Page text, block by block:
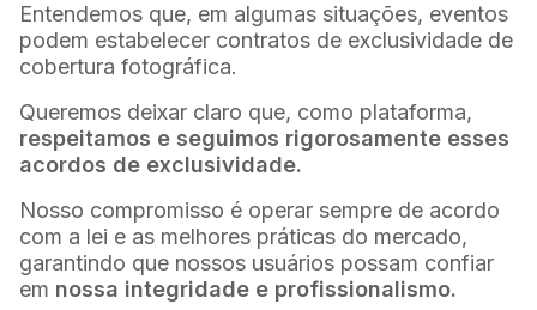
Entendemos que, em algumas situações, eventos
podem estabelecer contratos de exclusividade de
cobertura fotográfica.
Queremos deixar claro que, como plataforma,
respeitamos e seguimos rigorosamente esses
acordos de exclusividade.
Nosso compromisso é operar sempre de acordo
com a lei e as melhores práticas do mercado,
garantindo que nossos usuários possam confiar
em nossa integridade e profissionalismo.